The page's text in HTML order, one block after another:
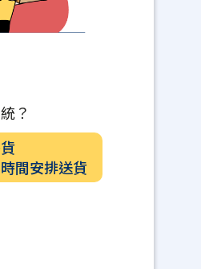
？
間安排送貨